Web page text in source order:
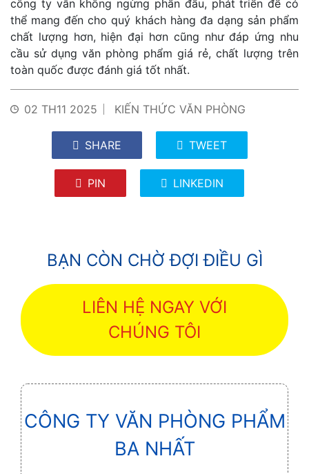
công ty vẫn không ngừng phấn đấu, phát triển để có
thể mang đến cho quý khách hàng đa dạng sản phẩm
chất lượng hơn, hiện đại hơn cũng như đáp ứng nhu
cầu sử dụng văn phòng phẩm giá rẻ, chất lượng trên
toàn quốc được đánh giá tốt nhất.
02 TH11 2025 KIẾN THỨC VĂN PHÒNG
SHARE TWEET
PIN LINKEDIN
BẠN CÒN CHỜ ĐỢI ĐIỀU GÌ
LIÊN HỆ NGAY VỚI
CHÚNG TÔI
CÔNG TY VĂN PHÒNG PHẨM
BA NHẤT